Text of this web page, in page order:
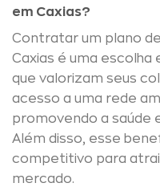
em Caxias?
Contratar um plano
Caxias é uma
que valorizam seus
acesso a uma rede
promovendo a saúde
Além disso, esse
competitivo para
mercado.